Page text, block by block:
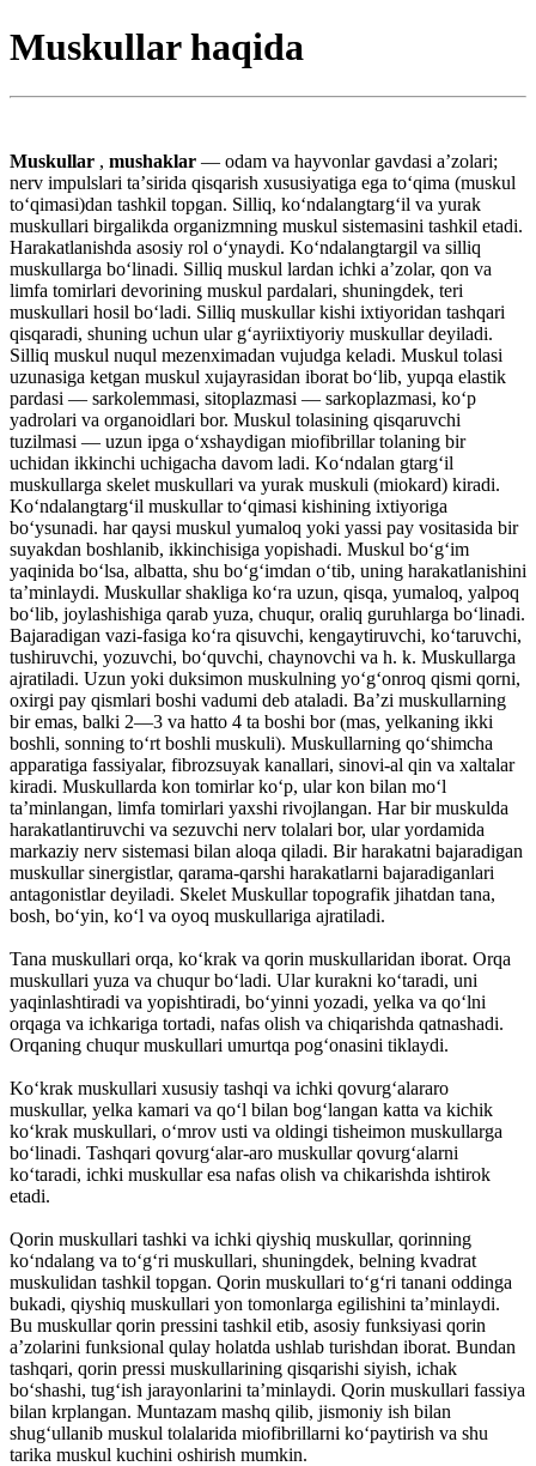
Muskullar haqida
Muskullar , mushaklar — odam va hayvonlar gavdasi aʼzolari;
nerv impulslari taʼsirida qisqarish xususiyatiga ega toʻqima (muskul
toʻqimasi)dan tashkil topgan. Silliq, koʻndalangtargʻil va yurak
muskullari birgalikda organizmning muskul sistemasini tashkil etadi.
Harakatlanishda asosiy rol oʻynaydi. Koʻndalangtargil va silliq
muskullarga boʻlinadi. Silliq muskul lardan ichki aʼzolar, qon va
limfa tomirlari devorining muskul pardalari, shuningdek, teri
muskullari hosil boʻladi. Silliq muskullar kishi ixtiyoridan tashqari
qisqaradi, shuning uchun ular gʻayriixtiyoriy muskullar deyiladi.
Silliq muskul nuqul mezenximadan vujudga keladi. Muskul tolasi
uzunasiga ketgan muskul xujayrasidan iborat boʻlib, yupqa elastik
pardasi — sarkolemmasi, sitoplazmasi — sarkoplazmasi, koʻp
yadrolari va organoidlari bor. Muskul tolasining qisqaruvchi
tuzilmasi — uzun ipga oʻxshaydigan miofibrillar tolaning bir
uchidan ikkinchi uchigacha davom ladi. Koʻndalan gtargʻil
muskullarga skelet muskullari va yurak muskuli (miokard) kiradi.
Koʻndalangtargʻil muskullar toʻqimasi kishining ixtiyoriga
boʻysunadi. har qaysi muskul yumaloq yoki yassi pay vositasida bir
suyakdan boshlanib, ikkinchisiga yopishadi. Muskul boʻgʻim
yaqinida boʻlsa, albatta, shu boʻgʻimdan oʻtib, uning harakatlanishini
taʼminlaydi. Muskullar shakliga koʻra uzun, qisqa, yumaloq, yalpoq
boʻlib, joylashishiga qarab yuza, chuqur, oraliq guruhlarga boʻlinadi.
Bajaradigan vazi-fasiga koʻra qisuvchi, kengaytiruvchi, koʻtaruvchi,
tushiruvchi, yozuvchi, boʻquvchi, chaynovchi va h. k. Muskullarga
ajratiladi. Uzun yoki duksimon muskulning yoʻgʻonroq qismi qorni,
oxirgi pay qismlari boshi vadumi deb ataladi. Baʼzi muskullarning
bir emas, balki 2—3 va hatto 4 ta boshi bor (mas, yelkaning ikki
boshli, sonning toʻrt boshli muskuli). Muskullarning qoʻshimcha
apparatiga fassiyalar, fibrozsuyak kanallari, sinovi-al qin va xaltalar
kiradi. Muskullarda kon tomirlar koʻp, ular kon bilan moʻl
taʼminlangan, limfa tomirlari yaxshi rivojlangan. Har bir muskulda
harakatlantiruvchi va sezuvchi nerv tolalari bor, ular yordamida
markaziy nerv sistemasi bilan aloqa qiladi. Bir harakatni bajaradigan
muskullar sinergistlar, qarama-qarshi harakatlarni bajaradiganlari
antagonistlar deyiladi. Skelet Muskullar topografik jihatdan tana,
bosh, boʻyin, koʻl va oyoq muskullariga ajratiladi.
Tana muskullari orqa, koʻkrak va qorin muskullaridan iborat. Orqa
muskullari yuza va chuqur boʻladi. Ular kurakni koʻtaradi, uni
yaqinlashtiradi va yopishtiradi, boʻyinni yozadi, yelka va qoʻlni
orqaga va ichkariga tortadi, nafas olish va chiqarishda qatnashadi.
Orqaning chuqur muskullari umurtqa pogʻonasini tiklaydi.
Koʻkrak muskullari xususiy tashqi va ichki qovurgʻalararo
muskullar, yelka kamari va qoʻl bilan bogʻlangan katta va kichik
koʻkrak muskullari, oʻmrov usti va oldingi tisheimon muskullarga
boʻlinadi. Tashqari qovurgʻalar-aro muskullar qovurgʻalarni
koʻtaradi, ichki muskullar esa nafas olish va chikarishda ishtirok
etadi.
Qorin muskullari tashki va ichki qiyshiq muskullar, qorinning
koʻndalang va toʻgʻri muskullari, shuningdek, belning kvadrat
muskulidan tashkil topgan. Qorin muskullari toʻgʻri tanani oddinga
bukadi, qiyshiq muskullari yon tomonlarga egilishini taʼminlaydi.
Bu muskullar qorin pressini tashkil etib, asosiy funksiyasi qorin
aʼzolarini funksional qulay holatda ushlab turishdan iborat. Bundan
tashqari, qorin pressi muskullarining qisqarishi siyish, ichak
boʻshashi, tugʻish jarayonlarini taʼminlaydi. Qorin muskullari fassiya
bilan krplangan. Muntazam mashq qilib, jismoniy ish bilan
shugʻullanib muskul tolalarida miofibrillarni koʻpaytirish va shu
tarika muskul kuchini oshirish mumkin.